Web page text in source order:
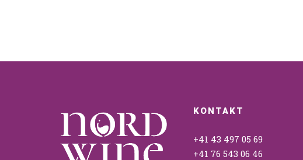
KONTAKT
+41 43 497 05 69
+41 76 543 06 46